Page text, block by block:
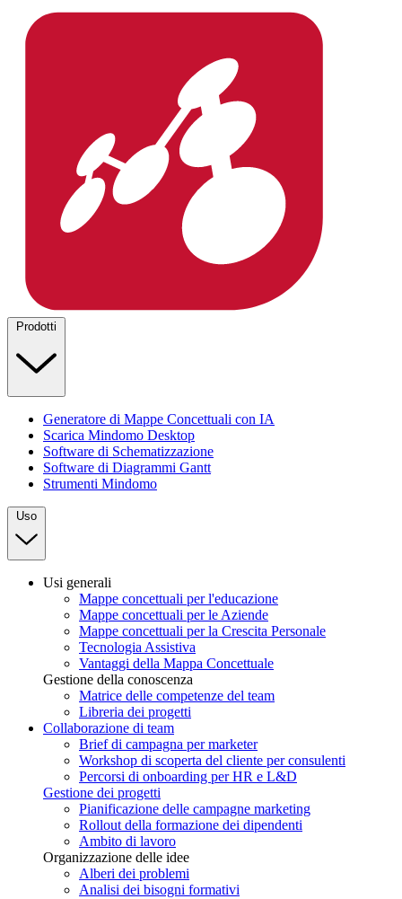
Prodotti
Generatore di Mappe Concettuali con IA
Scarica Mindomo Desktop
Software di Schematizzazione
Software di Diagrammi Gantt
Strumenti Mindomo
Uso
Usi generali
Mappe concettuali per l'educazione
Mappe concettuali per le Aziende
Mappe concettuali per la Crescita Personale
Tecnologia Assistiva
Vantaggi della Mappa Concettuale
Gestione della conoscenza
Matrice delle competenze del team
Libreria dei progetti
Collaborazione di team
Brief di campagna per marketer
Workshop di scoperta del cliente per consulenti
Percorsi di onboarding per HR e L&D
Gestione dei progetti
Pianificazione delle campagne marketing
Rollout della formazione dei dipendenti
Ambito di lavoro
Organizzazione delle idee
Alberi dei problemi
Analisi dei bisogni formativi